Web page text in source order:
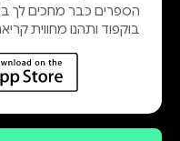
הספרים כבר מחכים לך
בוקפוד ותהנו מחווית